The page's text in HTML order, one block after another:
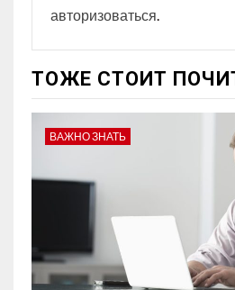
авторизоваться
ТОЖЕ СТОИТ
ВАЖНО ЗНАТЬ